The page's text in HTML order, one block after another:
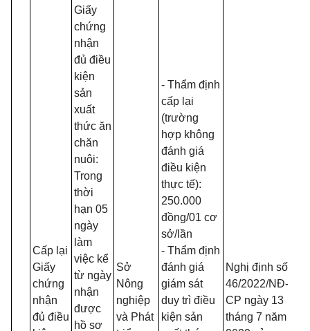
Cấp lại
Giấy
chứng
nhận
đủ điều
Giấy
chứng
nhận
đủ điều
kiện
sản
xuất
thức ăn
chăn
nuôi:
Trong
thời
hạn 05
ngày
làm
việc kể
từ ngày
nhận
được
hồ sơ
Sở
Nông
nghiệp
và Phát
- Thẩm định
cấp lại
(trường
hợp không
đánh giá
điều kiện
thực tế):
250.000
đồng/01 cơ
sở/lần
- Thẩm định
đánh giá
giám sát
duy trì điều
kiện sản
Nghị định số
46/2022/NĐ-
CP ngày 13
tháng 7 năm